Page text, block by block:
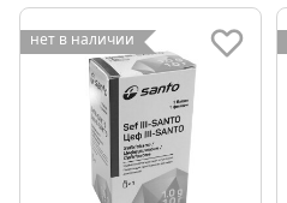
нет в наличии